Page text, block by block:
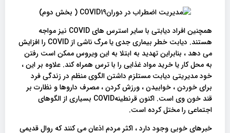
همچنین افراد دیابتی با سایر استرس های COVID نیز مواجه
هستند. دیابت خطر بیماری جدی یا مرگ ناشی از COVID را افزایش
می دهد ، بنابراین تهدید به ابتلا به این ویروس ممکن است رفتن
به محل کار یا خرید مواد غذایی را با ترس همراه کند. علاوه بر این ،
خود مدیریتی دیابت مستلزم داشتن الگوی منظم در زندگی فرد
برای خوردن ، خوابیدن ، ورزش کردن ، مصرف داروها و نظارت بر
قند خون وی است. اکنون قرنطینهCOVID بسیاری از الگوهای
اجتماعی را مختل کرده است.
خبرهای خوبی وجود دارد ، اکثر مردم اذعان می کنند که روال قدیمی